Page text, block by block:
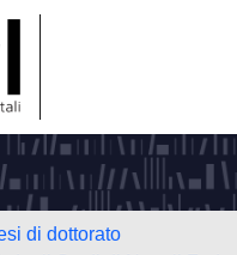
di dottorato